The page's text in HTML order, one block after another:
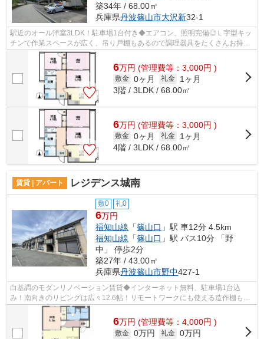
築34年 / 68.00㎡
兵庫県丹波篠山市大沢新32-1
駅近のオール洋室3LDK！駐車場1台付き◆エアコン、照明完備◎Ｌ字型キッ
チンで作業スペースが広く、吊り戸棚もあるので調理器具をたくさんお持ち
の方もすっきり片づきますね◎
6万円 (管理費等：3,000円 )
敷金 0ヶ月 礼金
1ヶ月
3階 / 3LDK / 68.00㎡
6万円 (管理費等：3,000円 )
敷金 0ヶ月 礼金
1ヶ月
4階 / 3LDK / 68.00㎡
賃貸 | アパート レジデンス城南
敷0 礼0
6万円
福知山線 「篠山口 」駅 車12分 4.5km
福知山線 「篠山口 」駅 バス10分 「野
中」 停歩2分
築27年 / 43.00㎡
兵庫県丹波篠山市野中427-1
白基調のモダンリノベーション賃貸◆インターネット無料、駐車場1台込
み！南向きのリビングは広々12.6帖！リモートワークにも使える造作棚もあ
ります◎
6万円 (管理費等：4,000円 )
敷金 0万円 礼金 0万円